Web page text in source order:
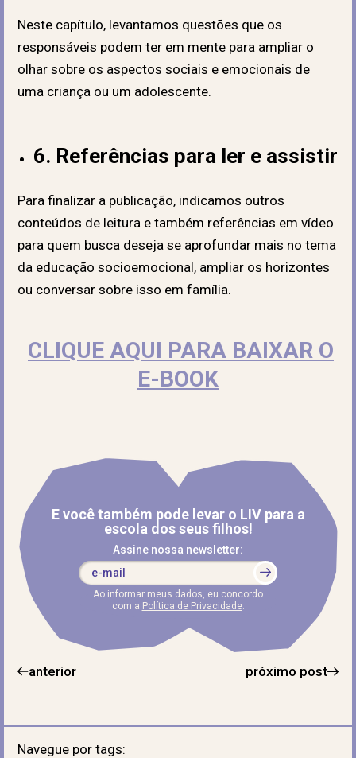
Neste capítulo, levantamos questões que os
responsáveis podem ter em mente para ampliar o
olhar sobre os aspectos sociais e emocionais de
uma criança ou um adolescente.
6. Referências para ler e assistir
Para finalizar a publicação, indicamos outros
conteúdos de leitura e também referências em vídeo
para quem busca deseja se aprofundar mais no tema
da educação socioemocional, ampliar os horizontes
ou conversar sobre isso em família.
CLIQUE AQUI PARA BAIXAR O
E-BOOK
E você também pode levar o LIV para a
escola dos seus filhos!
Assine nossa newsletter:
Ao informar meus dados, eu concordo
com a Política de Privacidade.
anterior próximo post
Navegue por tags: